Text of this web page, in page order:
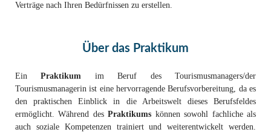
Verträge nach Ihren Bedürfnissen zu erstellen.
Über das Praktikum
EinPraktikum im Beruf des Tourismusmanagers/der
Tourismusmanagerin ist eine hervorragende Berufsvorbereitung, da es
den praktischen Einblick in die Arbeitswelt dieses Berufsfeldes
ermöglicht. Während desPraktikums können sowohl fachliche als
auch soziale Kompetenzen trainiert und weiterentwickelt werden.